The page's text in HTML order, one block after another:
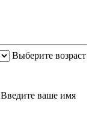
Выберите возраст
Введите ваше имя